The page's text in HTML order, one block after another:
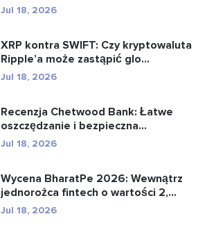
Jul 18, 2026
XRP kontra SWIFT: Czy kryptowaluta
Ripple’a może zastąpić glo...
Jul 18, 2026
Recenzja Chetwood Bank: Łatwe
oszczędzanie i bezpieczna
bankowo�...
Jul 18, 2026
Wycena BharatPe 2026: Wewnątrz
jednorożca fintech o wartości 2,...
Jul 18, 2026